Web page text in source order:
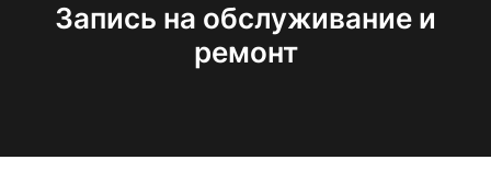
Запись на обслуживание и
ремонт